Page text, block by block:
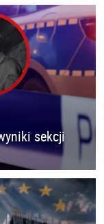
sekcji